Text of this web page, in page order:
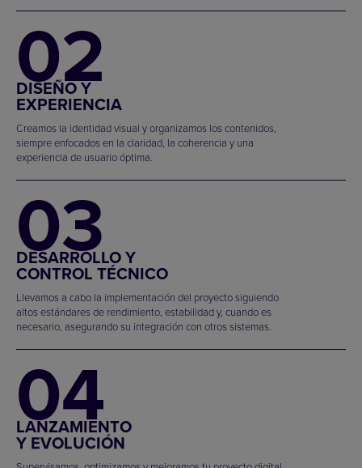
02
DISEÑO Y
EXPERIENCIA
Creamos la identidad visual y organizamos los contenidos,
siempre enfocados en la claridad, la coherencia y una
experiencia de usuario óptima.
03
DESARROLLO Y
CONTROL TÉCNICO
Llevamos a cabo la implementación del proyecto siguiendo
altos estándares de rendimiento, estabilidad y, cuando es
necesario, asegurando su integración con otros sistemas.
04
LANZAMIENTO
Y EVOLUCIÓN